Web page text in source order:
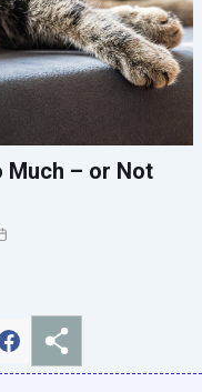
Much – or Not